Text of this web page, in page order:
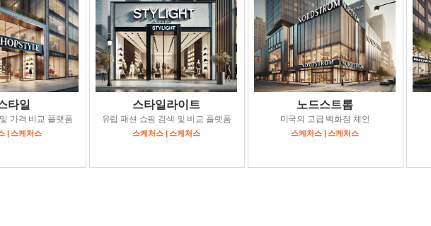
타일
가격 비교 플랫폼
| 스케처스
스타일라이트
유럽 패션 쇼핑 검색 및 비교 플랫폼
스케처스 | 스케처스
노드스트롬
미국의 고급 백화점 체인
스케처스 | 스케처스